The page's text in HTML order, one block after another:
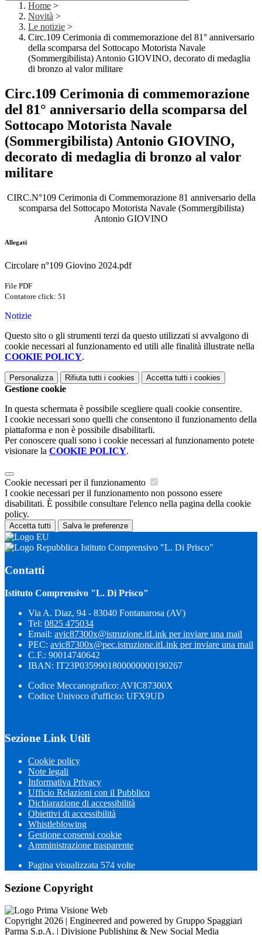
Home >
Novità >
Le notizie >
Circ.109 Cerimonia di commemorazione del 81° anniversario
della scomparsa del Sottocapo Motorista Navale
(Sommergibilista) Antonio GIOVINO, decorato di medaglia
di bronzo al valor militare
Circ.109 Cerimonia di commemorazione
del 81° anniversario della scomparsa del
Sottocapo Motorista Navale
(Sommergibilista) Antonio GIOVINO,
decorato di medaglia di bronzo al valor
militare
CIRC.N°109 Cerimonia di Commemorazione 81 anniversario della
scomparsa del Sottocapo Motorista Navale (Sommergibilista)
Antonio GIOVINO
Allegati
Circolare n°109 Giovino 2024.pdf
File PDF
Contatore click: 51
Notizie
Questo sito o gli strumenti terzi da questo utilizzati si avvalgono di
cookie necessari al funzionamento ed utili alle finalità illustrate nella
COOKIE POLICY.
Personalizza Rifiuta tutti i cookies Accetta tutti i cookies
Gestione cookie
In questa schermata è possibile scegliere quali cookie consentire.
I cookie necessari sono quelli che consentono il funzionamento della
piattaforma e non è possibile disabilitarli.
Per conoscere quali sono i cookie necessari al funzionamento potete
visionare la COOKIE POLICY.
Cookie necessari per il funzionamento
I cookie necessari per il funzionamento non possono essere
disabilitati. È possibile consultare l'elenco nella pagina della cookie
policy.
Accetta tutti Salva le preferenze
Istituto Comprensivo "L. Di Prisco"
Contatti
Istituto Comprensivo "L. Di Prisco"
Via A. Diaz, 94 - 83040 Fontanarosa (AV)
Tel: 0825 475034
Email: avic87300x@istruzione.itLink per inviare una mail
PEC: avic87300x@pec.istruzione.itLink per inviare una mail
C.F.: 90014740642
IBAN: IT23P0359901800000000190267
Codice Meccanografico: AVIC87300X
Codice Univoco d'ufficio: UFX9UD
Sezione Link Utili
Cookie policy
Note legali
Informativa Privacy
Ufficio Relazioni con il Pubblico
Dichiarazione di accessibilità
Obiettivi di accessibilità
Whistleblowing
Gestione consensi cookie
Amministrazione trasparente
Pagina visualizzata 574 volte
Sezione Copyright
Copyright 2026 | Engineered and powered by Gruppo Spaggiari
Parma S.p.A. | Divisione Publishing & New Social Media